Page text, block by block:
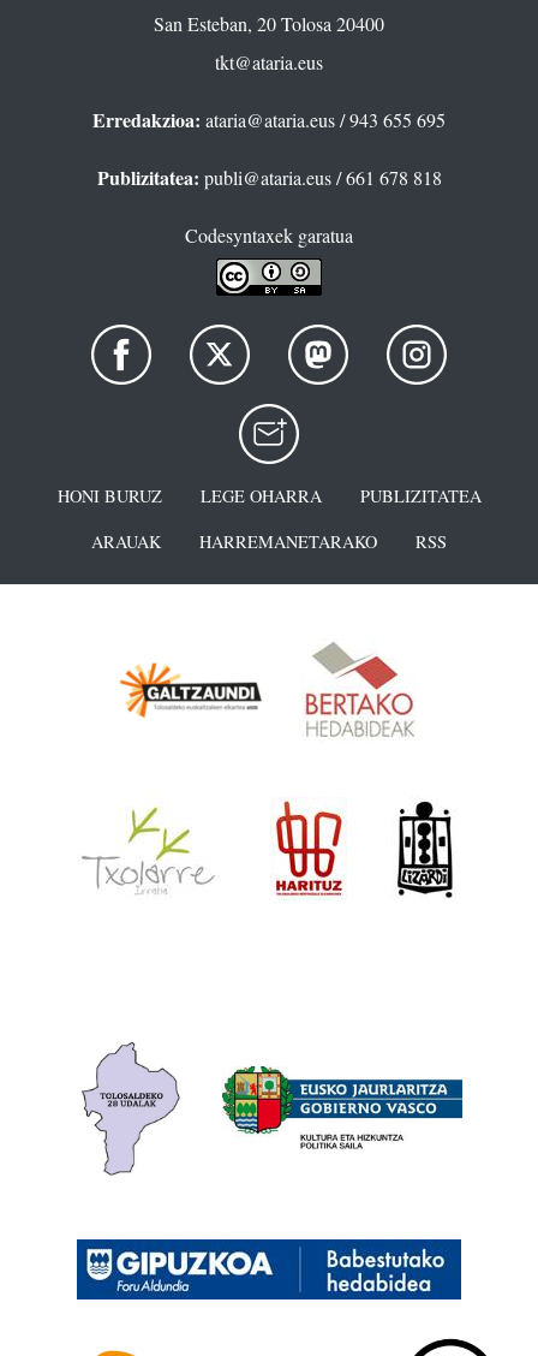
San Esteban, 20 Tolosa 20400
tkt@ataria.eus
Erredakzioa: ataria@ataria.eus/ 943 655 695
Publizitatea: publi@ataria.eus/ 661 678 818
Codesyntaxek garatua
HONI BURUZ LEGE OHARRA
PUBLIZITATEA
ARAUAK
HARREMANETARAKO RSS